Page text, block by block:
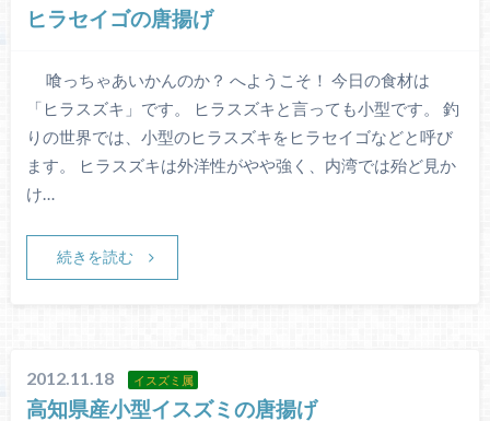
ヒラセイゴの唐揚げ
喰っちゃあいかんのか？ へようこそ！ 今日の食材は
「ヒラスズキ」です。 ヒラスズキと言っても小型です。 釣
りの世界では、小型のヒラスズキをヒラセイゴなどと呼び
ます。 ヒラスズキは外洋性がやや強く、内湾では殆ど見か
け…
続きを読む
2012.11.18 イスズミ属
高知県産小型イスズミの唐揚げ